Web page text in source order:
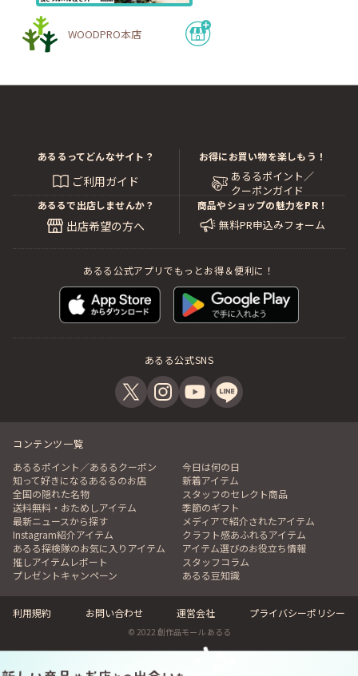
WOODPRO本店
あるるってどんなサイト？
ご利用ガイド
お得にお買い物を楽しもう！
あるるポイント／
クーポンガイド
あるるで出店しませんか？
出店希望の方へ
商品やショップの魅力をPR！
無料PR申込みフォーム
あるる公式アプリでもっとお得＆便利に！
あるる公式SNS
コンテンツ一覧
あるるポイント／あるるクーポン
今日は何の日
知って好きになるあるるのお店
新着アイテム
全国の隠れた名物
スタッフのセレクト商品
送料無料・おためしアイテム
季節のギフト
最新ニュースから探す
メディアで紹介されたアイテム
Instagram紹介アイテム
クラフト感あふれるアイテム
あるる探検隊のお気に入りアイテム
アイテム選びのお役立ち情報
推しアイテムレポート
スタッフコラム
プレゼントキャンペーン
あるる豆知識
利用規約 お問い合わせ 運営会社 プライバシーポリシー
© 2022 創作品モール あるる